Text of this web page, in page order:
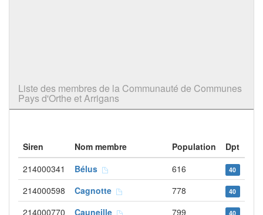
Liste des membres de la Communauté de Communes
Pays d'Orthe et Arrigans
Siren Nom membre Population
Dpt
214000341
Bélus 616 40
214000598 Cagnotte 778 40
214000770 Cauneille 799 40